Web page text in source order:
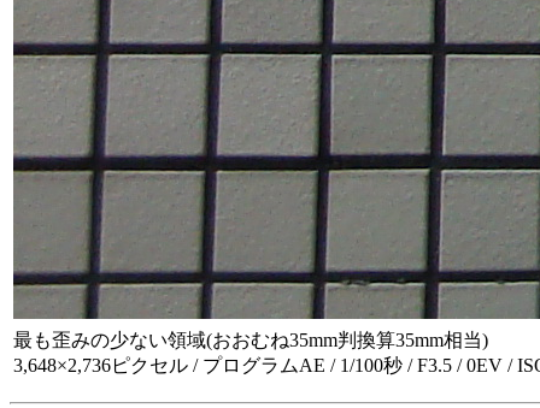
最も歪みの少ない領域(おおむね35mm判換算35mm相当)
3,648×2,736ピクセル / プログラムAE / 1/100秒 / F3.5 / 0EV /